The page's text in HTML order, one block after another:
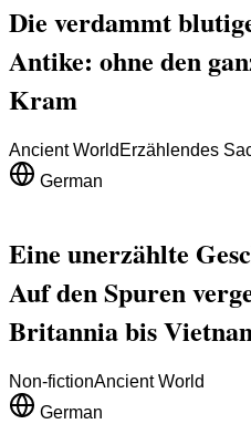
Die verdammt
Antike: ohne den
Kram
Ancient World Erzählendes
German
Eine unerzählte
Auf den Spuren
Britannia bis
Non-fictionAncient World
German